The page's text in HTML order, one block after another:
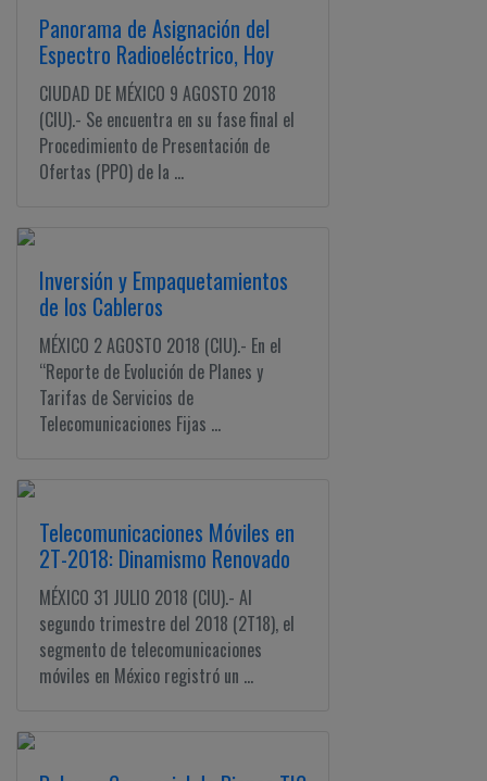
Panorama de Asignación del
Espectro Radioeléctrico, Hoy
CIUDAD DE MÉXICO 9 AGOSTO 2018
(CIU).- Se encuentra en su fase final el
Procedimiento de Presentación de
Ofertas (PPO) de la ...
Inversión y Empaquetamientos
de los Cableros
MÉXICO 2 AGOSTO 2018 (CIU).- En el
“Reporte de Evolución de Planes y
Tarifas de Servicios de
Telecomunicaciones Fijas ...
Telecomunicaciones Móviles en
2T-2018: Dinamismo Renovado
MÉXICO 31 JULIO 2018 (CIU).- Al
segundo trimestre del 2018 (2T18), el
segmento de telecomunicaciones
móviles en México registró un ...